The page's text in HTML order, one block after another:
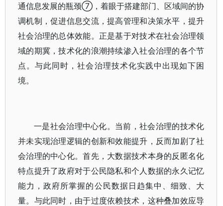
通信息发展的瓶颈⑦，着眼于搭建部门、区域间的协
调机制，促进信息交流，提高管理和决策水平，提升
社会治理的总体效能。正是基于对技术在社会治理领
域的期冀，技术化的浪潮持续渗入社会治理的各个节
点。与此同时，社会治理技术化实践中出现如下困
境。
一是社会治理中心化。当前，社会治理的技术化
并未实现治理逻辑的创新和效能提升，反而加剧了社
会治理的中心化。首先，大数据技术本身的反匿名化
特点提升了政府对于公民隐私和个人数据的永久记忆
能力，政府所掌握的公民数据日趋集中、细致、大
量。与此同时，由于过度依赖技术，这种叠加效应导